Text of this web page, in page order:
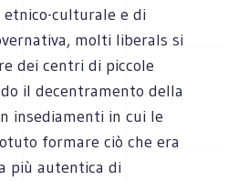
etnico-culturale e di
molti liberals si
dei centri di piccole
il decentramento della
insediamenti in cui le
formare ciò che era
più autentica di